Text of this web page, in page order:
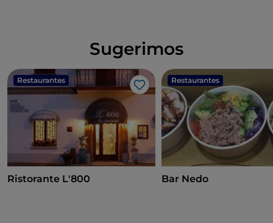
Sugerimos
Restaurantes
Gosto
Ristorante L'800
Restaurantes
Bar Nedo